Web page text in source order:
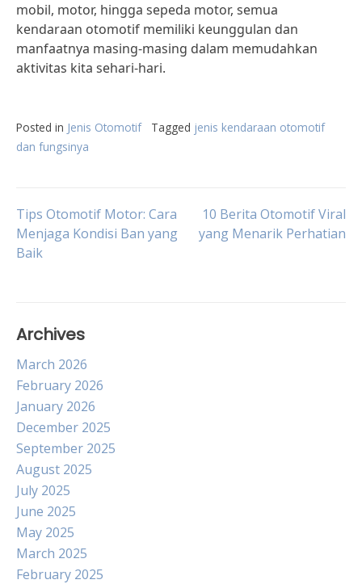
mobil, motor, hingga sepeda motor, semua
kendaraan otomotif memiliki keunggulan dan
manfaatnya masing-masing dalam memudahkan
aktivitas kita sehari-hari.
Posted in Jenis Otomotif Tagged jenis kendaraan otomotif
dan fungsinya
Post
navigation
Tips Otomotif Motor: Cara
Menjaga Kondisi Ban yang
Baik
10 Berita Otomotif Viral
yang Menarik Perhatian
Archives
March 2026
February 2026
January 2026
December 2025
September 2025
August 2025
July 2025
June 2025
May 2025
March 2025
February 2025